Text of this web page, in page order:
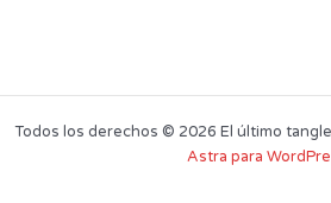
Todos los derechos © 2026 El último
Astra para